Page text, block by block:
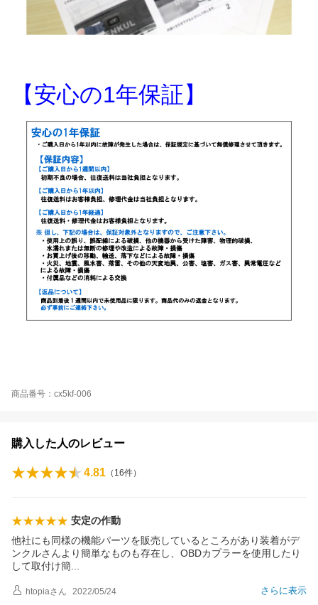
【安心の1年保証】
商品番号：cx5kf-006
購入した人のレビュー
4.81 （ 16件）
安定の作動
他社にも同様の機能パーツを販売しているところがあり装着がデ
ンクルさんより簡単なものも存在し、OBDカプラーを使用したり
して取付け簡
さらに表示
htopiaさん 2022/05/24